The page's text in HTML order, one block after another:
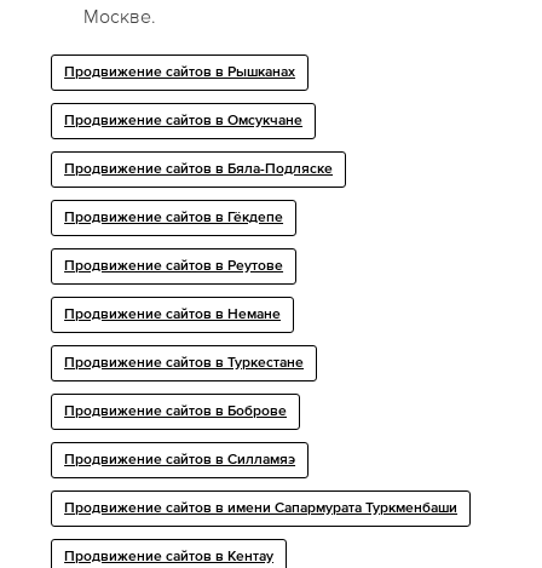
Москве.
Продвижение сайтов в Рышканах
Продвижение сайтов в Омсукчане
Продвижение сайтов в Бяла-Подляске
Продвижение сайтов в Гёкдепе
Продвижение сайтов в Реутове
Продвижение сайтов в Немане
Продвижение сайтов в Туркестане
Продвижение сайтов в Боброве
Продвижение сайтов в Силламяэ
Продвижение сайтов в имени Сапармурата Туркменбаши
Продвижение сайтов в Кентау